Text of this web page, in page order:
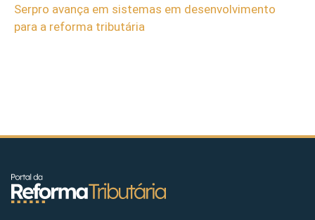
Serpro avança em sistemas em desenvolvimento
para a reforma tributária